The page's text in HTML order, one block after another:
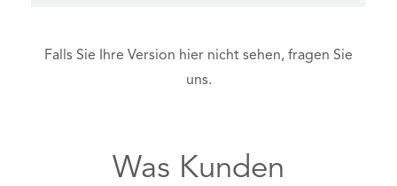
Falls Sie Ihre Version hier nicht sehen, fragen Sie
uns.
Was Kunden